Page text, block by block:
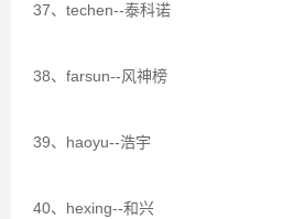
37、techen--泰科诺
38、farsun--风神榜
39、haoyu--浩宇
40、hexing--和兴